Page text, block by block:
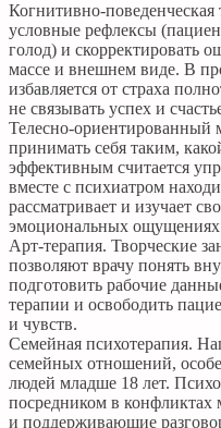
Когнитивно-поведенческая
условные рефлексы
голод) и скорректировать
массе и внешнем виде. В
избавляется от страха
не связывать успех и
Телесно-ориентированный
принимать себя таким,
эффективным считается
вместе с психиатром
рассматривает и изучает
эмоциональных
Арт-терапия. Творческие
позволяют врачу понять
подготовить рабочие
терапии и освободить
и чувств.
Семейная психотерапия.
семейных отношений,
людей младше 18 лет.
посредником в
и поддерживающие